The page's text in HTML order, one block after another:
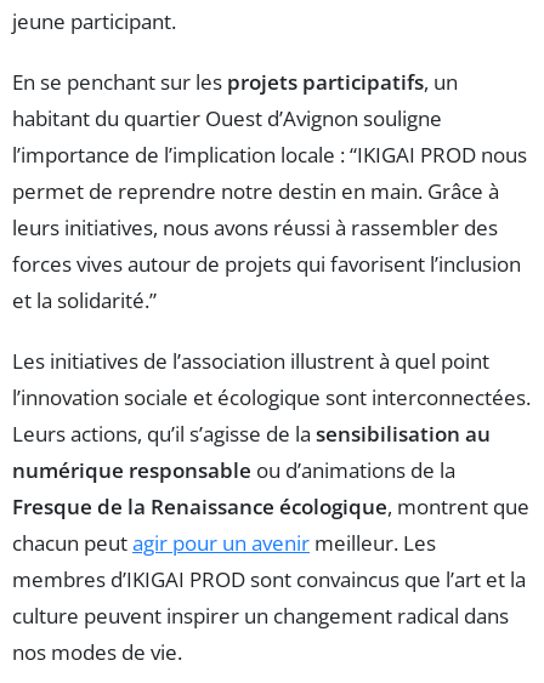
jeune participant.
En se penchant sur les projets participatifs, un
habitant du quartier Ouest d’Avignon souligne
l’importance de l’implication locale : “IKIGAI PROD nous
permet de reprendre notre destin en main. Grâce à
leurs initiatives, nous avons réussi à rassembler des
forces vives autour de projets qui favorisent l’inclusion
et la solidarité.”
Les initiatives de l’association illustrent à quel point
l’innovation sociale et écologique sont interconnectées.
Leurs actions, qu’il s’agisse de la sensibilisation au
numérique responsable ou d’animations de la
Fresque de la Renaissance écologique, montrent que
chacun peutagir pour un avenir meilleur. Les
membres d’IKIGAI PROD sont convaincus que l’art et la
culture peuvent inspirer un changement radical dans
nos modes de vie.